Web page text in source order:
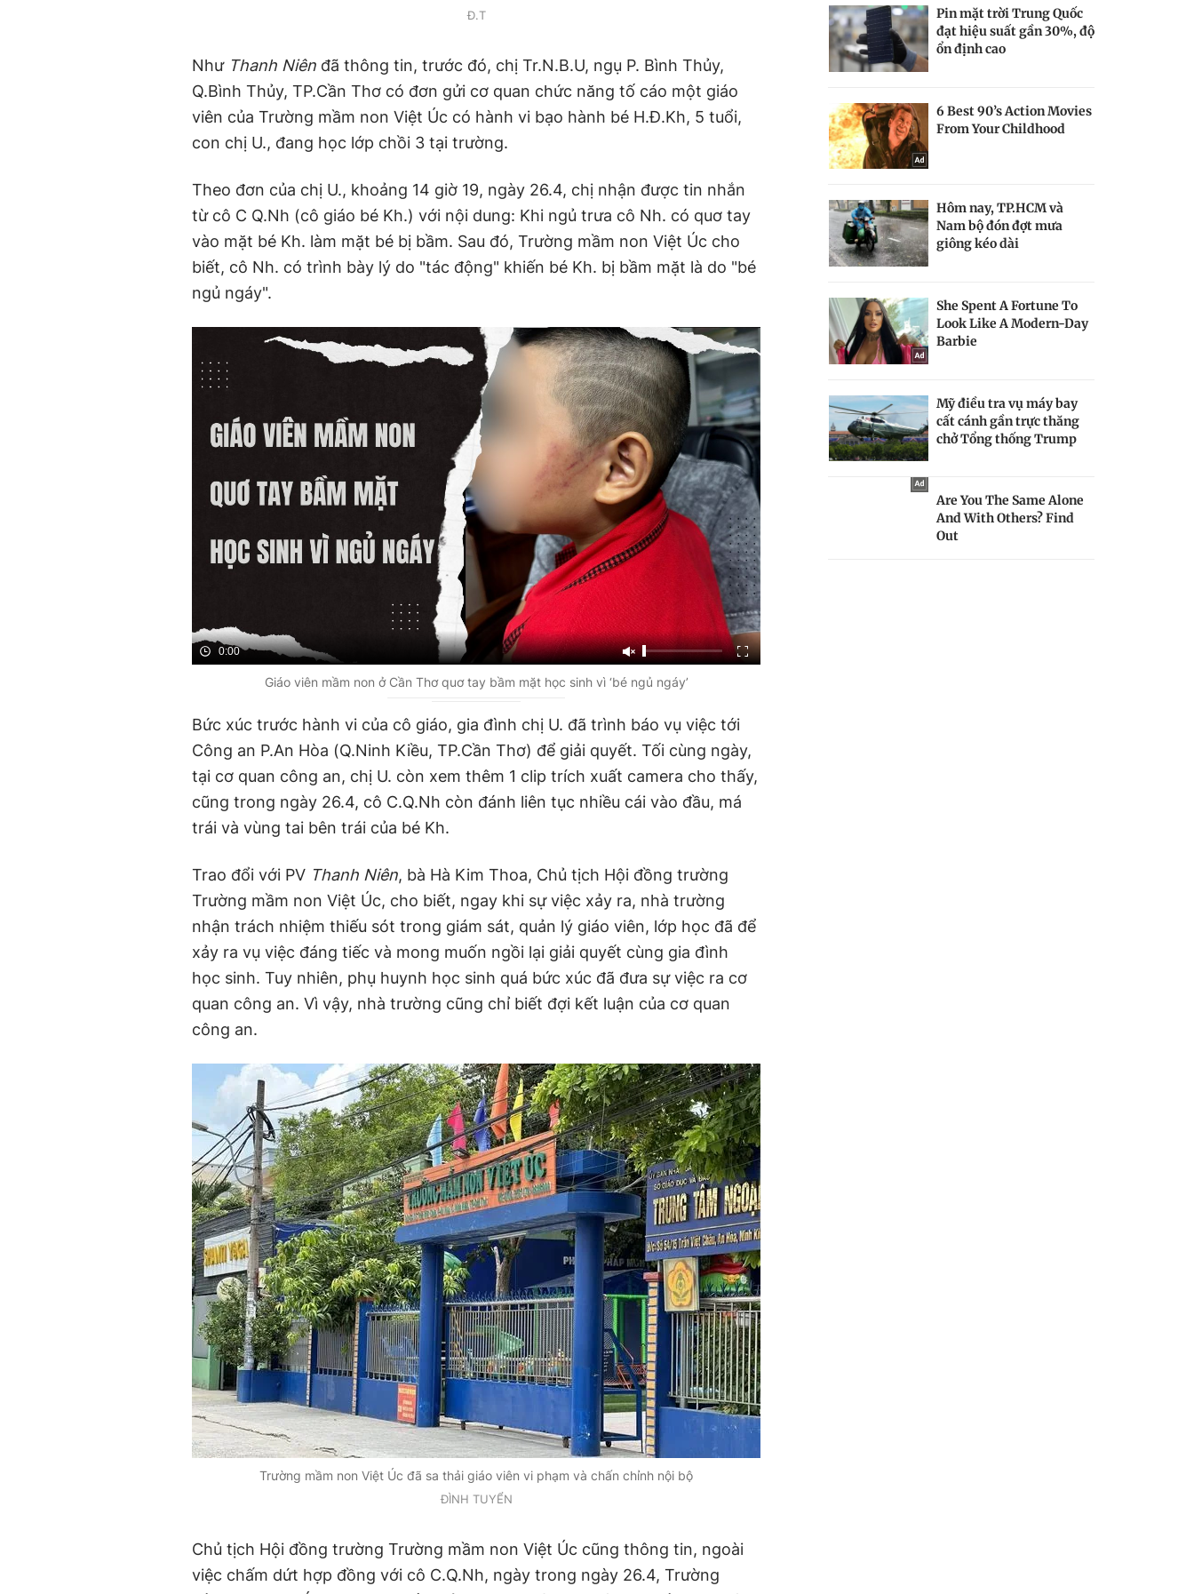
Đ.T
NhưThanh Niên đã thông tin, trước đó, chị Tr.N.B.U, ngụ P. Bình Thủy,
Q.Bình Thủy, TP.Cần Thơ có đơn gửi cơ quan chức năng tố cáo một giáo
viên của Trường mầm non Việt Úc có hành vi bạo hành bé H.Đ.Kh, 5 tuổi,
con chị U., đang học lớp chồi 3 tại trường.
Theo đơn của chị U., khoảng 14 giờ 19, ngày 26.4, chị nhận được tin nhắn
từ cô C Q.Nh (cô giáo bé Kh.) với nội dung: Khi ngủ trưa cô Nh. có quơ tay
vào mặt bé Kh. làm mặt bé bị bầm. Sau đó, Trường mầm non Việt Úc cho
biết, cô Nh. có trình bày lý do "tác động" khiến bé Kh. bị bầm mặt là do "bé
ngủ ngáy".
0:00
Giáo viên mầm non ở Cần Thơ quơ tay bầm mặt học sinh vì ‘bé ngủ ngáy’
Bức xúc trước hành vi của cô giáo, gia đình chị U. đã trình báo vụ việc tới
Công an P.An Hòa (Q.Ninh Kiều, TP.Cần Thơ) để giải quyết. Tối cùng ngày,
tại cơ quan công an, chị U. còn xem thêm 1 clip trích xuất camera cho thấy,
cũng trong ngày 26.4, cô C.Q.Nh còn đánh liên tục nhiều cái vào đầu, má
trái và vùng tai bên trái của bé Kh.
Trao đổi với PV Thanh Niên, bà Hà Kim Thoa, Chủ tịch Hội đồng trường
Trường mầm non Việt Úc, cho biết, ngay khi sự việc xảy ra, nhà trường
nhận trách nhiệm thiếu sót trong giám sát, quản lý giáo viên, lớp học đã để
xảy ra vụ việc đáng tiếc và mong muốn ngồi lại giải quyết cùng gia đình
học sinh. Tuy nhiên, phụ huynh học sinh quá bức xúc đã đưa sự việc ra cơ
quan công an. Vì vậy, nhà trường cũng chỉ biết đợi kết luận của cơ quan
công an.
Trường mầm non Việt Úc đã sa thải giáo viên vi phạm và chấn chỉnh nội bộ
ĐÌNH TUYỂN
Chủ tịch Hội đồng trường Trường mầm non Việt Úc cũng thông tin, ngoài
việc chấm dứt hợp đồng với cô C.Q.Nh, ngày trong ngày 26.4, Trường